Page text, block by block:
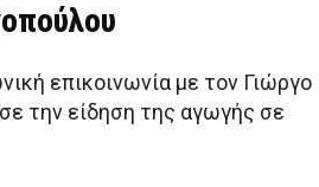
επικοινωνία με τον Γιώργο
την είδηση της αγωγής σε